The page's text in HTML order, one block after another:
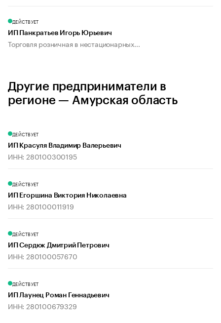
ДЕЙСТВУЕТ
ИП Панкратьев Игорь Юрьевич
Торговля розничная в нестационарных...
Другие предприниматели в
регионе — Амурская область
ДЕЙСТВУЕТ
ИП Красуля Владимир Валерьевич
ИНН: 280100300195
ДЕЙСТВУЕТ
ИП Егоршина Виктория Николаевна
ИНН: 280100011919
ДЕЙСТВУЕТ
ИП Сердюк Дмитрий Петрович
ИНН: 280100057670
ДЕЙСТВУЕТ
ИП Лаунец Роман Геннадьевич
ИНН: 280100679329